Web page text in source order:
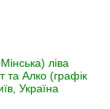
ліва
та Алко (графік
Україна